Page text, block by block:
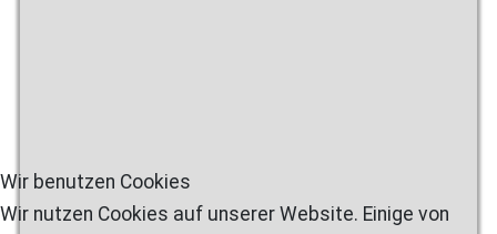
Wir benutzen Cookies
Wir nutzen Cookies auf unserer Website. Einige von